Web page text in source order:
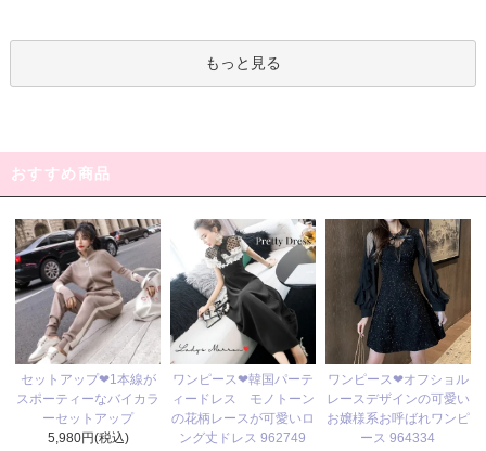
もっと見る
おすすめ商品
セットアップ❤1本線が
スポーティーなバイカラ
ーセットアップ
5,980円(税込)
ワンピース❤韓国パーテ
ィードレス モノトーン
の花柄レースが可愛いロ
ング丈ドレス 962749
ワンピース❤オフショル
レースデザインの可愛い
お嬢様系お呼ばれワンピ
ース 964334